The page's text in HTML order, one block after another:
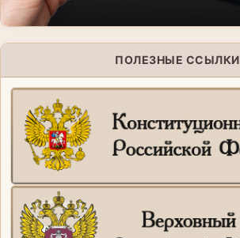
ПОЛЕЗНЫЕ ССЫЛКИ